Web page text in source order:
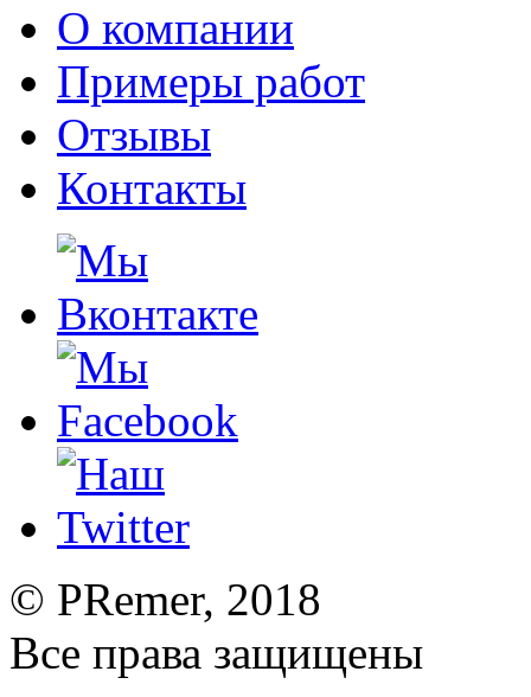
О компании
Примеры работ
Отзывы
Контакты
© PRemer, 2018
Все права защищены